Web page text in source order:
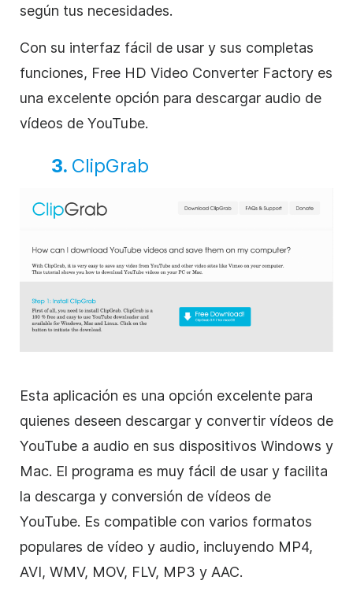
según tus necesidades.
Con su interfaz fácil de usar y sus completas
funciones, Free HD Video Converter Factory es
una excelente opción para descargar audio de
vídeos de YouTube.
3. ClipGrab
Esta aplicación es una opción excelente para
quienes deseen descargar y convertir vídeos de
YouTube a audio en sus dispositivos Windows y
Mac. El programa es muy fácil de usar y facilita
la descarga y conversión de vídeos de
YouTube. Es compatible con varios formatos
populares de vídeo y audio, incluyendo MP4,
AVI, WMV, MOV, FLV, MP3 y AAC.